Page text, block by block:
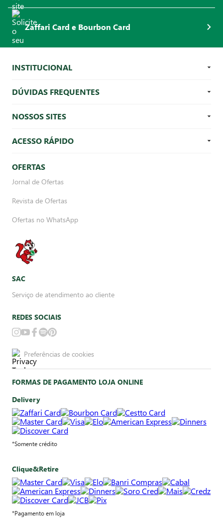
Zaffari Card e Bourbon Card
INSTITUCIONAL
DÚVIDAS FREQUENTES
NOSSOS SITES
ACESSO RÁPIDO
OFERTAS
Jornal de Ofertas
Revista de Ofertas
Ofertas no WhatsApp
SAC
Serviço de atendimento ao cliente
REDES SOCIAIS
Preferências de cookies
FORMAS DE PAGAMENTO LOJA ONLINE
Delivery
*Somente crédito
Clique&Retire
*Pagamento em loja